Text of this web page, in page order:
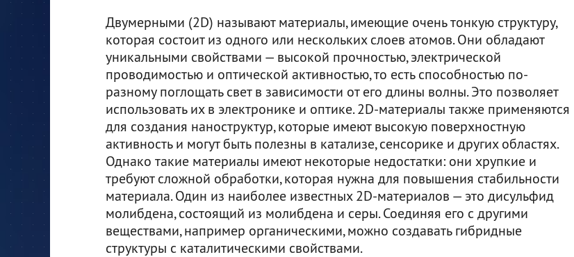
Двумерными (2D) называют материалы, имеющие очень тонкую структуру,
которая состоит из одного или нескольких слоев атомов. Они обладают
уникальными свойствами — высокой прочностью, электрической
проводимостью и оптической активностью, то есть способностью по-
разному поглощать свет в зависимости от его длины волны. Это позволяет
использовать их в электронике и оптике. 2D-материалы также применяются
для создания наноструктур, которые имеют высокую поверхностную
активность и могут быть полезны в катализе, сенсорике и других областях.
Однако такие материалы имеют некоторые недостатки: они хрупкие и
требуют сложной обработки, которая нужна для повышения стабильности
материала. Один из наиболее известных 2D-материалов — это дисульфид
молибдена, состоящий из молибдена и серы. Соединяя его с другими
веществами, например органическими, можно создавать гибридные
структуры с каталитическими свойствами.